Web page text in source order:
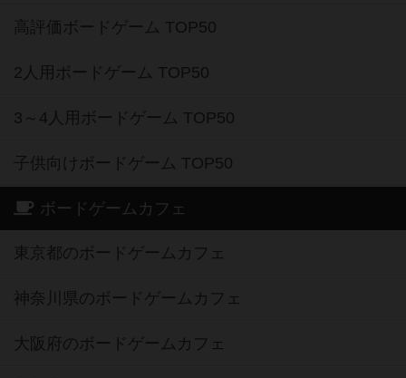
高評価ボードゲーム TOP50
2人用ボードゲーム TOP50
3～4人用ボードゲーム TOP50
子供向けボードゲーム TOP50
ボードゲームカフェ
東京都のボードゲームカフェ
神奈川県のボードゲームカフェ
大阪府のボードゲームカフェ